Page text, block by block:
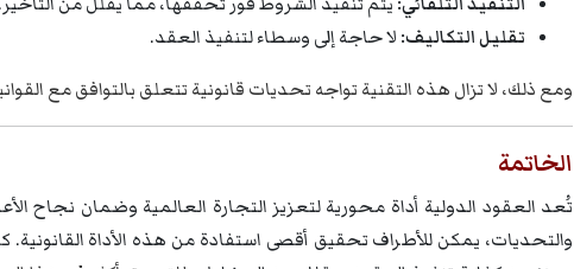
تقليل التكاليف: لا حاجة إلى وسطاء لتنفيذ العقد.
ومع ذلك، لا تزال هذه التقنية تواجه تحديات قانونية تتعلق بالتوافق مع ا
الخاتمة
تُعد العقود الدولية أداة محورية لتعزيز التجارة العالمية وضمان نجاح
والتحديات، يمكن للأطراف تحقيق أقصى استفادة من هذه الأداة القانونية.